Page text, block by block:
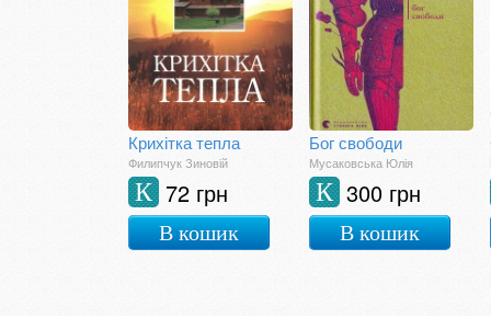
Крихітка тепла
Филипчук Зиновій
72 грн
К
В кошик
Бог свободи
Мусаковська Юлія
300 грн
К
В кошик